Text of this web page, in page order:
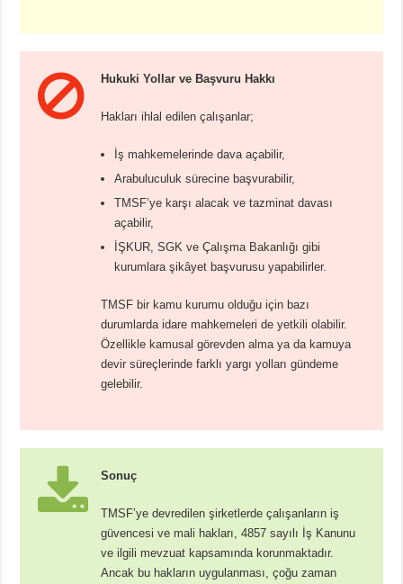
Hukuki Yollar ve Başvuru Hakkı
Hakları ihlal edilen çalışanlar;
İş mahkemelerinde dava açabilir,
Arabuluculuk sürecine başvurabilir,
TMSF’ye karşı alacak ve tazminat davası
açabilir,
İŞKUR, SGK ve Çalışma Bakanlığı gibi
kurumlara şikâyet başvurusu yapabilirler.
TMSF bir kamu kurumu olduğu için bazı
durumlarda idare mahkemeleri de yetkili olabilir.
Özellikle kamusal görevden alma ya da kamuya
devir süreçlerinde farklı yargı yolları gündeme
gelebilir.
Sonuç
TMSF’ye devredilen şirketlerde çalışanların iş
güvencesi ve mali hakları, 4857 sayılı İş Kanunu
ve ilgili mevzuat kapsamında korunmaktadır.
Ancak bu hakların uygulanması, çoğu zaman